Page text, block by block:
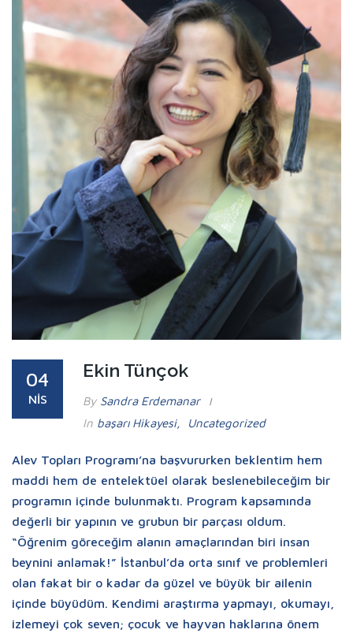
04
NIS
Ekin Tünçok
By Sandra Erdemanar
In Başarı Hikayesi, Uncategorized
Alev Topları Programı’na başvururken beklentim hem
maddi hem de entelektüel olarak beslenebileceğim bir
programın içinde bulunmaktı. Program kapsamında
değerli bir yapının ve grubun bir parçası oldum.
“Öğrenim göreceğim alanın amaçlarından biri insan
beynini anlamak!” İstanbul’da orta sınıf ve problemleri
olan fakat bir o kadar da güzel ve büyük bir ailenin
içinde büyüdüm. Kendimi araştırma yapmayı, okumayı,
izlemeyi çok seven; çocuk ve hayvan haklarına önem